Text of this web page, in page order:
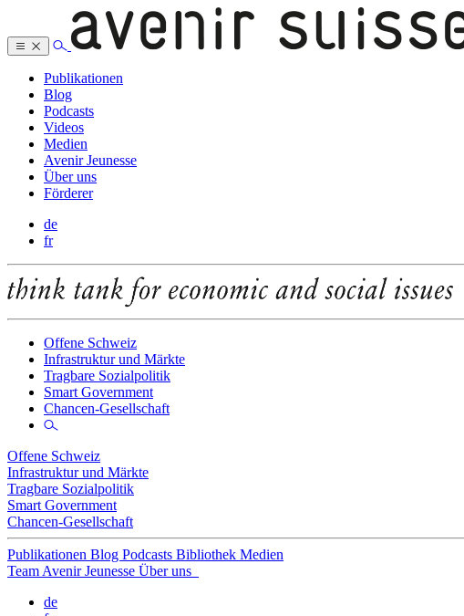
Publikationen
Blog
Podcasts
Videos
Medien
Avenir Jeunesse
Über uns
Förderer
de
fr
Offene Schweiz
Infrastruktur und Märkte
Tragbare Sozialpolitik
Smart Government
Chancen-Gesellschaft
Offene Schweiz
Infrastruktur und Märkte
Tragbare Sozialpolitik
Smart Government
Chancen-Gesellschaft
Publikationen Blog Podcasts Bibliothek Medien
Team Avenir Jeunesse Über uns
de